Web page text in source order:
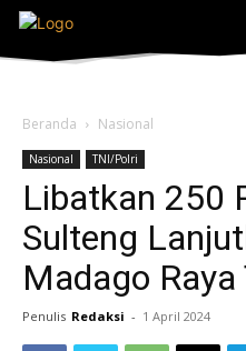
Beranda Nasional
Nasional TNI/Polri
Libatkan 250
Sulteng
Madago Raya
Penulis Redaksi - 1 April 2024